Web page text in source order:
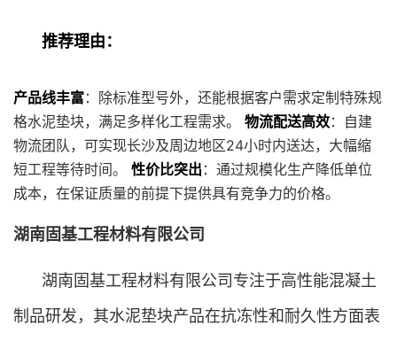
推荐理由：
产品线丰富：除标准型号外，还能根据客户需求定制特殊规
格水泥垫块，满足多样化工程需求。 物流配送高效：自建
物流团队，可实现长沙及周边地区24小时内送达，大幅缩
短工程等待时间。 性价比突出 ：通过规模化生产降低单位
成本，在保证质量的前提下提供具有竞争力的价格。
湖南固基工程材料有限公司
湖南固基工程材料有限公司专注于高性能混凝土
制品研发，其水泥垫块产品在抗冻性和耐久性方面表